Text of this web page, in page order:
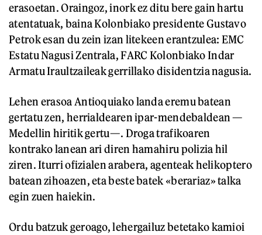
erasoetan. Oraingoz, inork ez ditu bere gain hartu
atentatuak, baina Kolonbiako presidente Gustavo
Petrok esan du zein izan litekeen erantzulea: EMC
Estatu Nagusi Zentrala, FARC Kolonbiako Indar
Armatu Iraultzaileak gerrillako disidentzia nagusia.
Lehen erasoa Antioquiako landa eremu batean
gertatu zen, herrialdearen ipar-mendebaldean —
Medellin hiritik gertu—. Droga trafikoaren
kontrako lanean ari diren hamahiru polizia hil
ziren. Iturri ofizialen arabera, agenteak helikoptero
batean zihoazen, eta beste batek «berariaz» talka
egin zuen haiekin.
Ordu batzuk geroago, lehergailuz betetako kamioi